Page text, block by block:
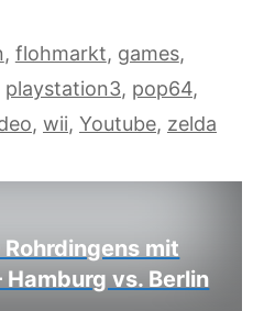
, flohmarkt, games,
playstation3, pop64,
, wii, Youtube, zelda
mit
Hamburg vs. Berlin